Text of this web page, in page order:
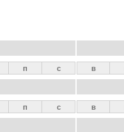
п с в
п с в